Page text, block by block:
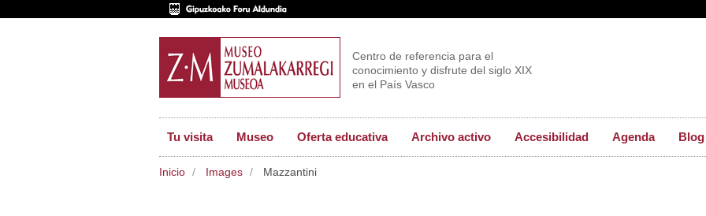
Centro de referencia para el
conocimiento y disfrute del siglo XIX
en el País Vasco
Tu visita Museo Oferta educativa Archivo activo Accesibilidad Agenda Blog
Inicio Images Mazzantini